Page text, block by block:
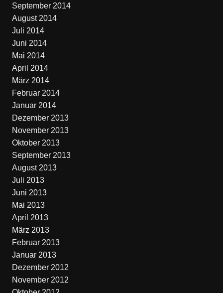
September 2014
August 2014
Juli 2014
Juni 2014
Mai 2014
April 2014
März 2014
Februar 2014
Januar 2014
Dezember 2013
November 2013
Oktober 2013
September 2013
August 2013
Juli 2013
Juni 2013
Mai 2013
April 2013
März 2013
Februar 2013
Januar 2013
Dezember 2012
November 2012